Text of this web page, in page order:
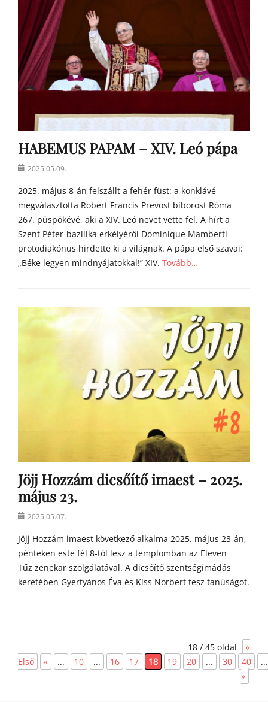
HABEMUS PAPAM – XIV. Leó pápa
Posted2025.05.09.
2025. május 8-án felszállt a fehér füst: a konklávé
megválasztotta Robert Francis Prevost bíborost Róma
267. püspökévé, aki a XIV. Leó nevet vette fel. A hírt a
Szent Péter-bazilika erkélyéről Dominique Mamberti
protodiakónus hirdette ki a világnak. A pápa első szavai:
„Béke legyen mindnyájatokkal!” XIV. Tovább…
r
Jöjj Hozzám dicsőítő imaest – 2025.
május 23.
Posted2025.05.07.
Jöjj Hozzám imaest következő alkalma 2025. május 23-án,
pénteken este fél 8-tól lesz a templomban az Eleven
Tűz zenekar szolgálatával. A dicsőítő szentségimádás
keretében Gyertyános Éva és Kiss Norbert tesz tanúságot.
r
e
18 / 45 oldal
«
Első
« ... 10 ... 16 17 18 19 20 ... 30 40
...
»